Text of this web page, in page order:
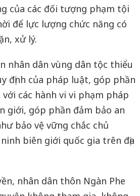
của các đối tượng phạm tội
để lực lượng chức năng có
xử lý.
nhân dân vùng dân tộc thiểu
định của pháp luật, góp phần
các hành vi vi phạm pháp
giới, góp phần đảm bảo an
bảo vệ vững chắc chủ
biên giới quốc gia trên địa
nhân dân thôn Ngàn Phe